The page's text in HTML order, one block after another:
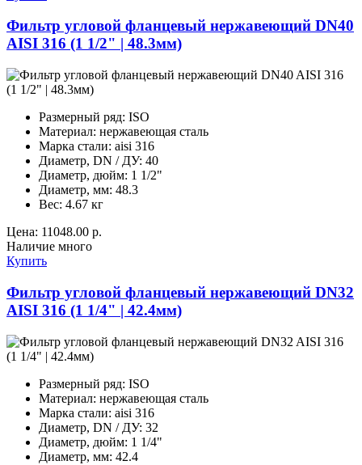
Фильтр угловой фланцевый нержавеющий DN40
AISI 316 (1 1/2" | 48.3мм)
Размерный ряд: ISO
Материал: нержавеющая сталь
Марка стали: aisi 316
Диаметр, DN / ДУ: 40
Диаметр, дюйм: 1 1/2"
Диаметр, мм: 48.3
Вес: 4.67 кг
Цена: 11048.00 р.
Наличие много
Купить
Фильтр угловой фланцевый нержавеющий DN32
AISI 316 (1 1/4" | 42.4мм)
Размерный ряд: ISO
Материал: нержавеющая сталь
Марка стали: aisi 316
Диаметр, DN / ДУ: 32
Диаметр, дюйм: 1 1/4"
Диаметр, мм: 42.4